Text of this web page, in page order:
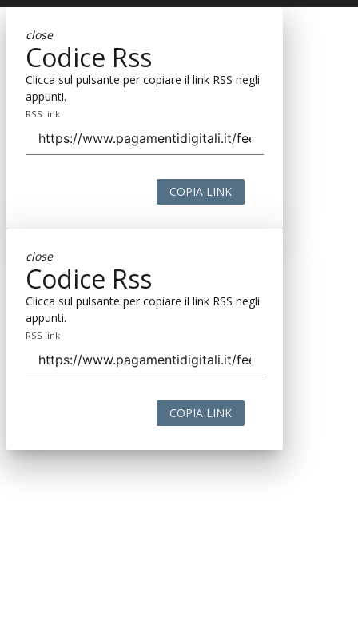
close
Codice Rss
Clicca sul pulsante per copiare il link RSS negli
appunti.
RSS link
COPIA LINK
close
Codice Rss
Clicca sul pulsante per copiare il link RSS negli
appunti.
RSS link
COPIA LINK